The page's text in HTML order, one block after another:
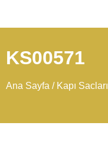
KS00571
Ana Sayfa / Kapı Sacları